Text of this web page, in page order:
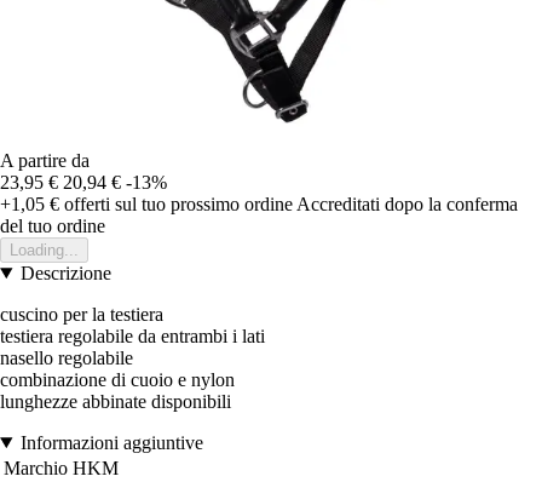
A partire da
23,95 € 20,94 € -13%
+1,05 € offerti sul tuo prossimo ordine Accreditati dopo la conferma
del tuo ordine
Loading...
Descrizione
cuscino per la testiera
testiera regolabile da entrambi i lati
nasello regolabile
combinazione di cuoio e nylon
lunghezze abbinate disponibili
Informazioni aggiuntive
Marchio HKM